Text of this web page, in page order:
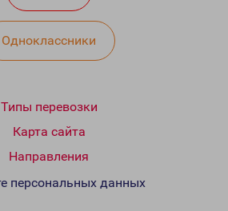
Одноклассники
Типы перевозки
Карта сайта
Направления
персональных данных